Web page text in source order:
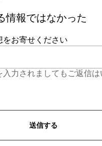
情報ではなかった
をお寄せください
入力されましてもご返信は